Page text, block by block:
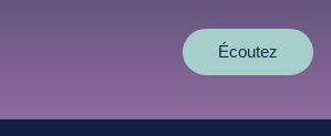
Écoutez